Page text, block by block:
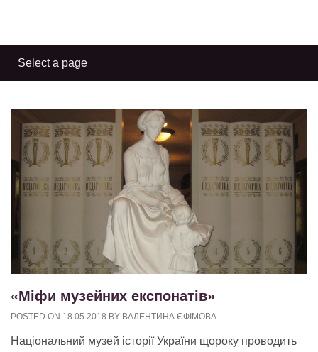
«Міфи музейних експонатів»
POSTED ON 18.05.2018 BY ВАЛЕНТИНА ЄФІМОВА
Національний музей історії України щороку проводить